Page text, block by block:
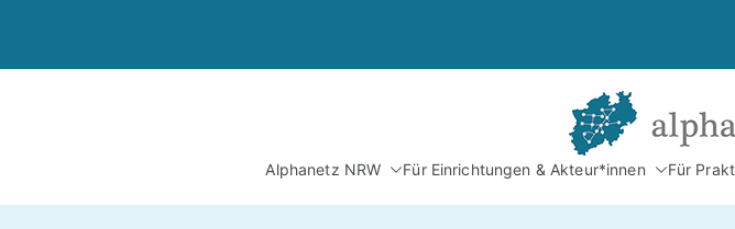
springen
Alphanetz NRW Für Einrichtungen & Akteur*innen Für